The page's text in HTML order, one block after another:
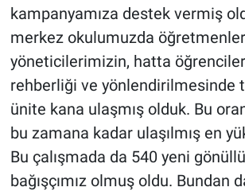
kampanyamıza destek vermiş
merkez okulumuzda
yöneticilerimizin, hatta
rehberliği ve yönlendirilmesinde
ünite kana ulaşmış olduk. Bu
bu zamana kadar ulaşılmış en
Bu çalışmada da 540 yeni
bağışçımız olmuş oldu. Bundan